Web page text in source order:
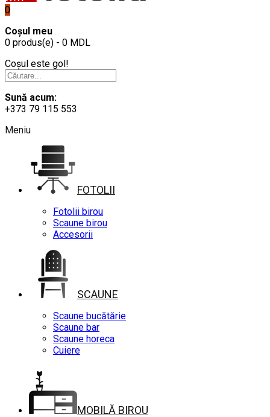
0
Coșul meu
0 produs(e) - 0 MDL
Coșul este gol!
Sună acum:
+373 79 115 553
Meniu
FOTOLII
Fotolii birou
Scaune birou
Accesorii
SCAUNE
Scaune bucătărie
Scaune bar
Scaune horeca
Cuiere
MOBILĂ BIROU